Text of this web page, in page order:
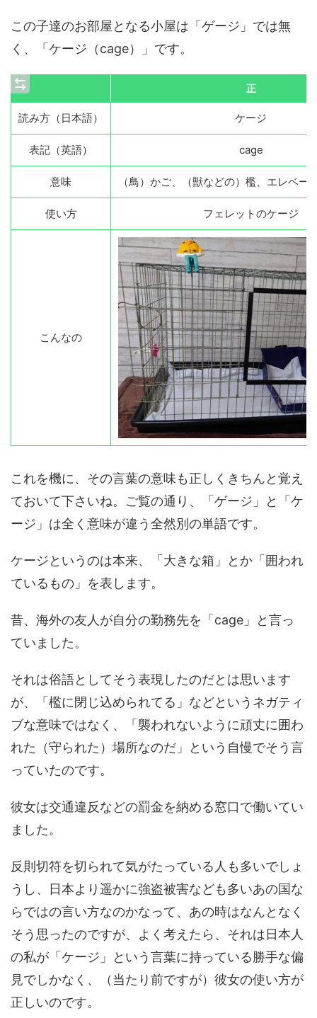
この子達のお部屋となる小屋は「ゲージ」では無
く、「ケージ（cage）」です。
正
読み方（日本語） ケージ
表記（英語） cage
意味 （鳥）かご、（獣などの）檻、エレベー
使い方 フェレットのケージ
こんなの
これを機に、その言葉の意味も正しくきちんと覚え
ておいて下さいね。ご覧の通り、「ゲージ」と「ケ
ージ」は全く意味が違う全然別の単語です。
ケージというのは本来、「大きな箱」とか「囲われ
ているもの」を表します。
昔、海外の友人が自分の勤務先を「cage」と言っ
ていました。
それは俗語としてそう表現したのだとは思います
が、「檻に閉じ込められてる」などというネガティ
ブな意味ではなく、「襲われないように頑丈に囲わ
れた（守られた）場所なのだ」という自慢でそう言
っていたのです。
彼女は交通違反などの罰金を納める窓口で働いてい
ました。
反則切符を切られて気がたっている人も多いでしょ
うし、日本より遥かに強盗被害なども多いあの国な
らではの言い方なのかなって、あの時はなんとなく
そう思ったのですが、よく考えたら、それは日本人
の私が「ケージ」という言葉に持っている勝手な偏
見でしかなく、（当たり前ですが）彼女の使い方が
正しいのです。